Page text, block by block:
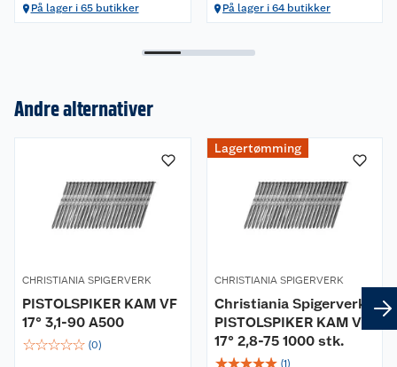
På lager i 65 butikker På lager i 64 butikker
Andre alternativer
CHRISTIANIA SPIGERVERK
PISTOLSPIKER KAM VF
17° 3,1-90 A500
☆☆☆☆☆ (0)
Lagertømming
CHRISTIANIA SPIGERVERK
Christiania Spigerverk
PISTOLSPIKER KAM VF
17° 2,8-75 1000 stk.
☆☆☆☆☆ (1)
Butikker
Retur- og angrerett
Reklamasjon
Våre merkevarer
Kjøpsvilkår
Personvern
Lavprisløfte
Hageinspirasjon
Oppussing med utemaling